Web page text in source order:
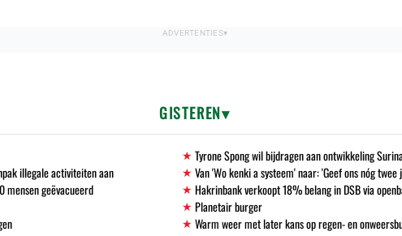
GISTEREN
Tyrone Spong wil bijdragen aan ontwikkeling
illegale activiteiten aan
Van 'Wo kenki a systeem' naar: 'Geef ons nóg twee
mensen geëvacueerd
Hakrinbank verkoopt 18% belang in DSB via
Planetair burger
Warm weer met later kans op regen- en